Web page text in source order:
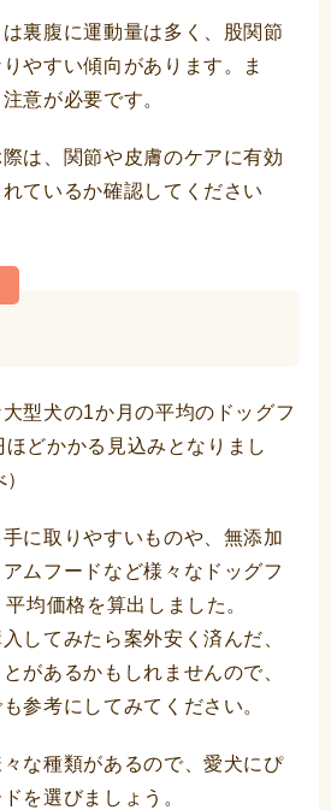
裏腹に運動量は多く、股関節
やすい傾向があります。ま
意が必要です。
は、関節や皮膚のケアに有効
ているか確認してください
型犬の1か月の平均のドッグフ
どかかる見込みとなりまし
に取りやすいものや、無添加
ムフードなど様々なドッグフ
均価格を算出しました。
してみたら案外安く済んだ、
があるかもしれませんので、
参考にしてみてください。
な種類があるので、愛犬にぴ
を選びましょう。